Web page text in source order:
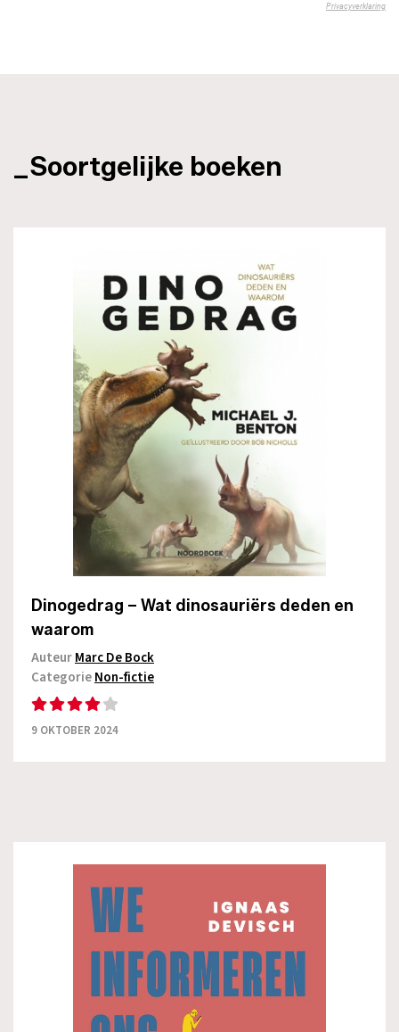
_Soortgelijke boeken
Dinogedrag – Wat dinosauriërs deden en
waarom
AuteurMarc De Bock
CategorieNon-fictie
9 OKTOBER 2024